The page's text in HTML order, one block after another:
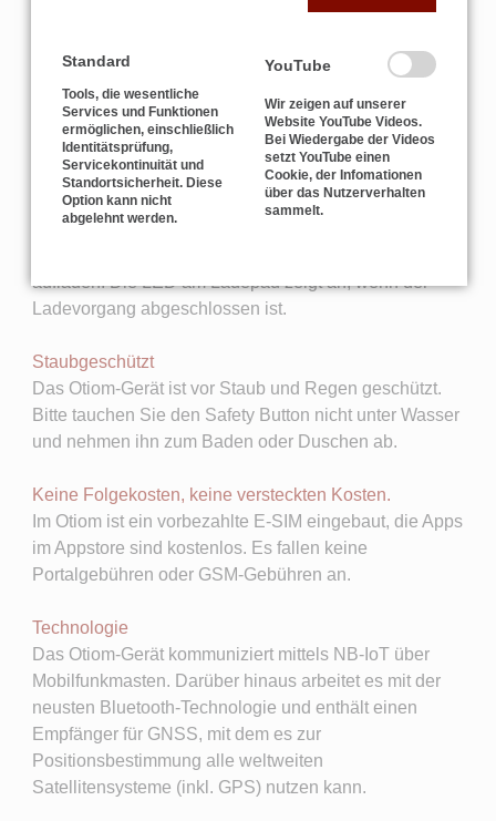
Mit Otiom geht Ihnen nicht plötzlich der Strom aus,
werden muss, erhalten Sie automatisch eine
Benachrichtigung. Das System meldet, wenn der
Akkustand auf 30% sinkt.
Einfaches Laden
Der Otiom-Tag meldet, wenn er geladen werden muss.
Diesem Starter-Kit liegt das induktive Ladepad bei,
aufladen. Die LED am Ladepad zeigt an, wenn der
Ladevorgang abgeschlossen ist.
Staubgeschützt
Das Otiom-Gerät ist vor Staub und Regen geschützt.
Bitte tauchen Sie den Safety Button nicht unter Wasser
und nehmen ihn zum Baden oder Duschen ab.
Keine Folgekosten, keine versteckten Kosten.
Im Otiom ist ein vorbezahlte E-SIM eingebaut, die Apps
im Appstore sind kostenlos. Es fallen keine
Portalgebühren oder GSM-Gebühren an.
Technologie
Das Otiom-Gerät kommuniziert mittels NB-IoT über
Mobilfunkmasten. Darüber hinaus arbeitet es mit der
neusten Bluetooth-Technologie und enthält einen
Empfänger für GNSS, mit dem es zur
Positionsbestimmung alle weltweiten
Satellitensysteme (inkl. GPS) nutzen kann.
Standard
Tools, die wesentliche
Services und Funktionen
ermöglichen, einschließlich
Identitätsprüfung,
Servicekontinuität und
Standortsicherheit. Diese
Option kann nicht
abgelehnt werden.
YouTube
Wir zeigen auf unserer
Website YouTube Videos.
Bei Wiedergabe der Videos
setzt YouTube einen
Cookie, der Infomationen
über das Nutzerverhalten
sammelt.